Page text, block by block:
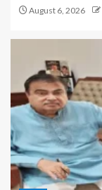
August 6, 2026